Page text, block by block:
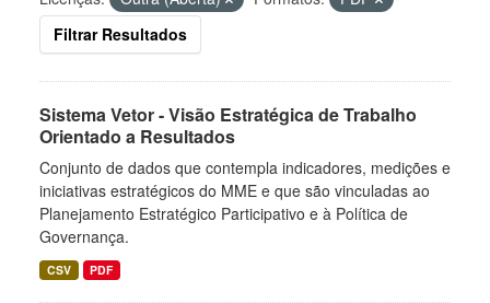
Filtrar Resultados
Sistema Vetor - Visão Estratégica de Trabalho
Orientado a Resultados
Conjunto de dados que contempla indicadores, medições e
iniciativas estratégicos do MME e que são vinculadas ao
Planejamento Estratégico Participativo e à Política de
Governança.
CSV PDF